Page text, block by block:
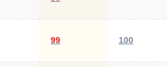
99 100